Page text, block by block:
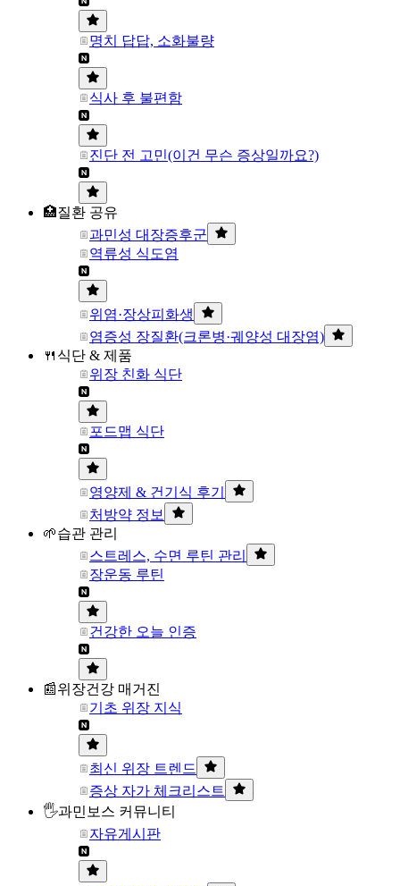
명치 답답, 소화불량
식사 후 불편함
진단 전 고민(이건 무슨 증상일까요?)
🏥질환 공유
과민성 대장증후군
역류성 식도염
위염·장상피화생
염증성 장질환(크론병·궤양성 대장염)
🍴식단 & 제품
위장 친화 식단
포드맵 식단
영양제 & 건기식 후기
처방약 정보
🌱습관 관리
스트레스, 수면 루틴 관리
장운동 루틴
건강한 오늘 인증
📰위장건강 매거진
기초 위장 지식
최신 위장 트렌드
증상 자가 체크리스트
🖐과민보스 커뮤니티
자유게시판